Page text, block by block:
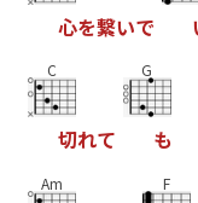
心を繋いで
C
切れて
G
も
Am F